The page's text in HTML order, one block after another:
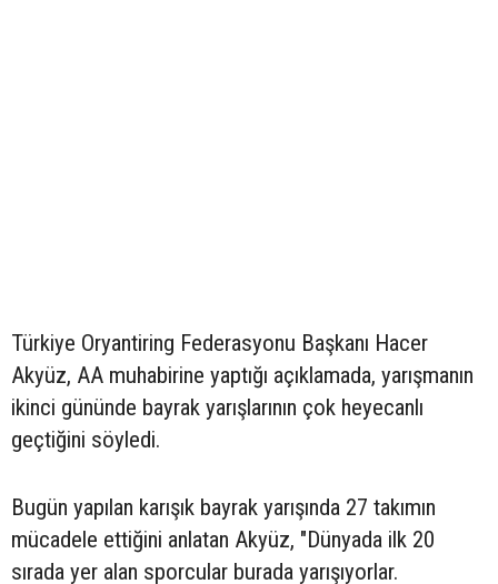
Türkiye Oryantiring Federasyonu Başkanı Hacer
Akyüz, AA muhabirine yaptığı açıklamada, yarışmanın
ikinci gününde bayrak yarışlarının çok heyecanlı
geçtiğini söyledi.
Bugün yapılan karışık bayrak yarışında 27 takımın
mücadele ettiğini anlatan Akyüz, "Dünyada ilk 20
sırada yer alan sporcular burada yarışıyorlar.